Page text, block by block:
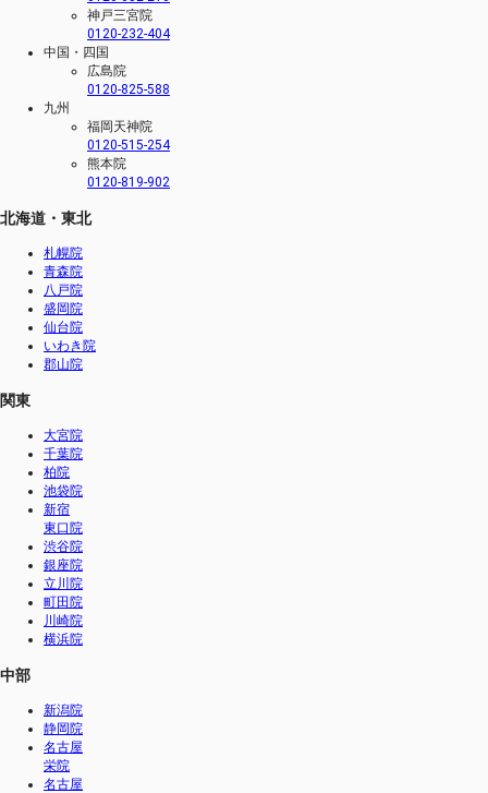
神戸三宮院
0120-232-404
中国・四国
広島院
0120-825-588
九州
福岡天神院
0120-515-254
熊本院
0120-819-902
北海道・東北
札幌院
青森院
八戸院
盛岡院
仙台院
いわき院
郡山院
関東
大宮院
千葉院
柏院
池袋院
新宿
東口院
渋谷院
銀座院
立川院
町田院
川崎院
横浜院
中部
新潟院
静岡院
名古屋
栄院
名古屋